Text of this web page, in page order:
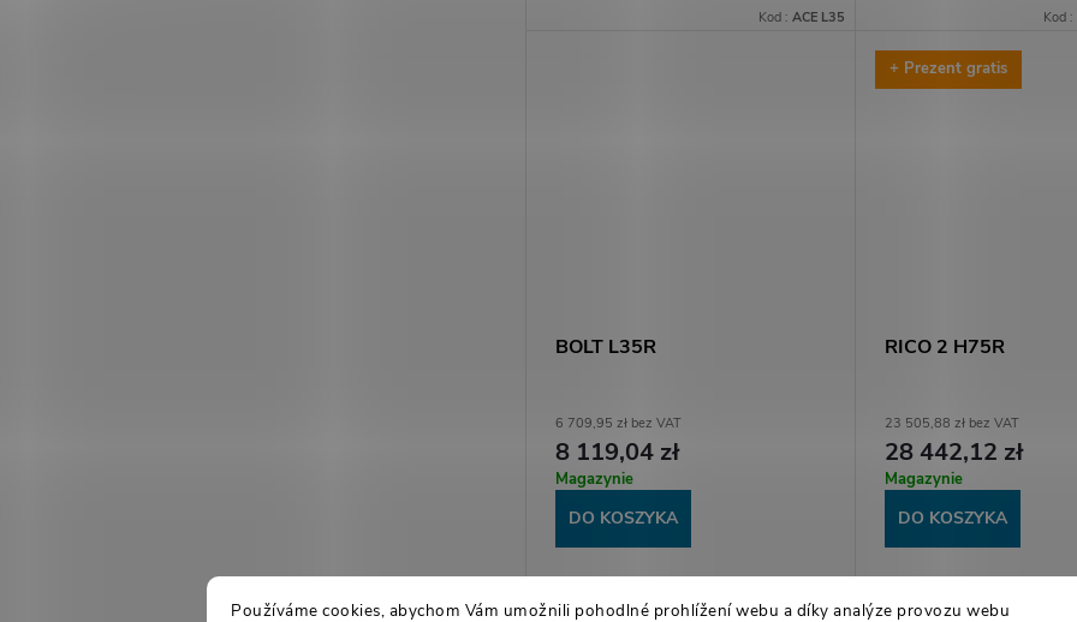
Používáme cookies, abychom Vám umožnili pohodlné prohlížení webu a díky analýze provozu webu
wszystkich sytuacji łowieckich.
Kod :ACE L35
wszystkich sytuacji
generacji, zintegrowany...
Kod :
BOLT L35R
6 709,95 zł bez VAT
8 119,04 zł
Magazynie
DO KOSZYKA
+ Prezent gratis
RICO 2 H75R
23 505,88 zł bez VAT
28 442,12 zł
Magazynie
DO KOSZYKA